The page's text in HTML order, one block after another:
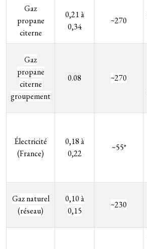
Gaz
propane
citerne
0,21 à
0,34
~270
Gaz
propane
citerne
groupement
0.08 ~270
Électricité
(France)
0,18 à
0,22
~55*
Gaz naturel
(réseau)
0,10 à
0,15
~230